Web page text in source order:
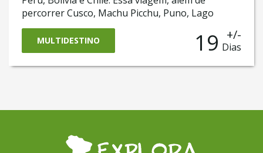
percorrer Cusco, Machu Picchu, Puno, Lago
Titicaca, La Paz, Salar de Uyuni e Deserto de
Atacama, também passa pelas capitais Lima e
Santiago do Chile e chega até a belíssima
Valparaíso
MULTIDESTINO 19 +/-
Dias